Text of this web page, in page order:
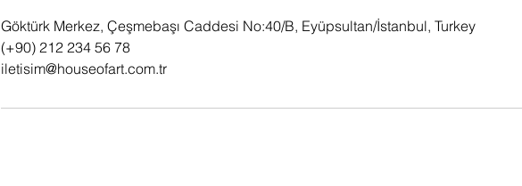
Göktürk Merkez, Çeşmebaşı Caddesi No:40/B, Eyüpsultan/İstanbul, Turkey
(+90) 212 234 56 78
iletisim@houseofart.com.tr